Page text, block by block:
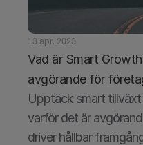
13 apr. 2023
Vad är Smart
avgörande för
Upptäck smart
varför det är
driver hållbar